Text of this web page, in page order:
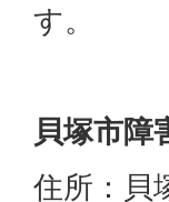
す。
貝塚市障
住所：貝